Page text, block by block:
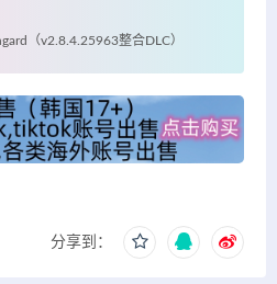
（v2.8.4.25963整合DLC）
分享到：